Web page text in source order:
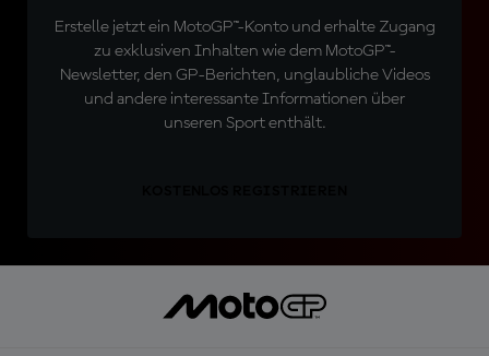
Erstelle jetzt ein MotoGP™-Konto und erhalte Zugang
zu exklusiven Inhalten wie dem MotoGP™-
Newsletter, den GP-Berichten, unglaubliche Videos
und andere interessante Informationen über
unseren Sport enthält.